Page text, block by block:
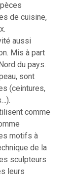
de cuisine,
aussi
Mis à part
du pays.
sont
(ceintures,
comme
motifs à
de la
sculpteurs
leurs